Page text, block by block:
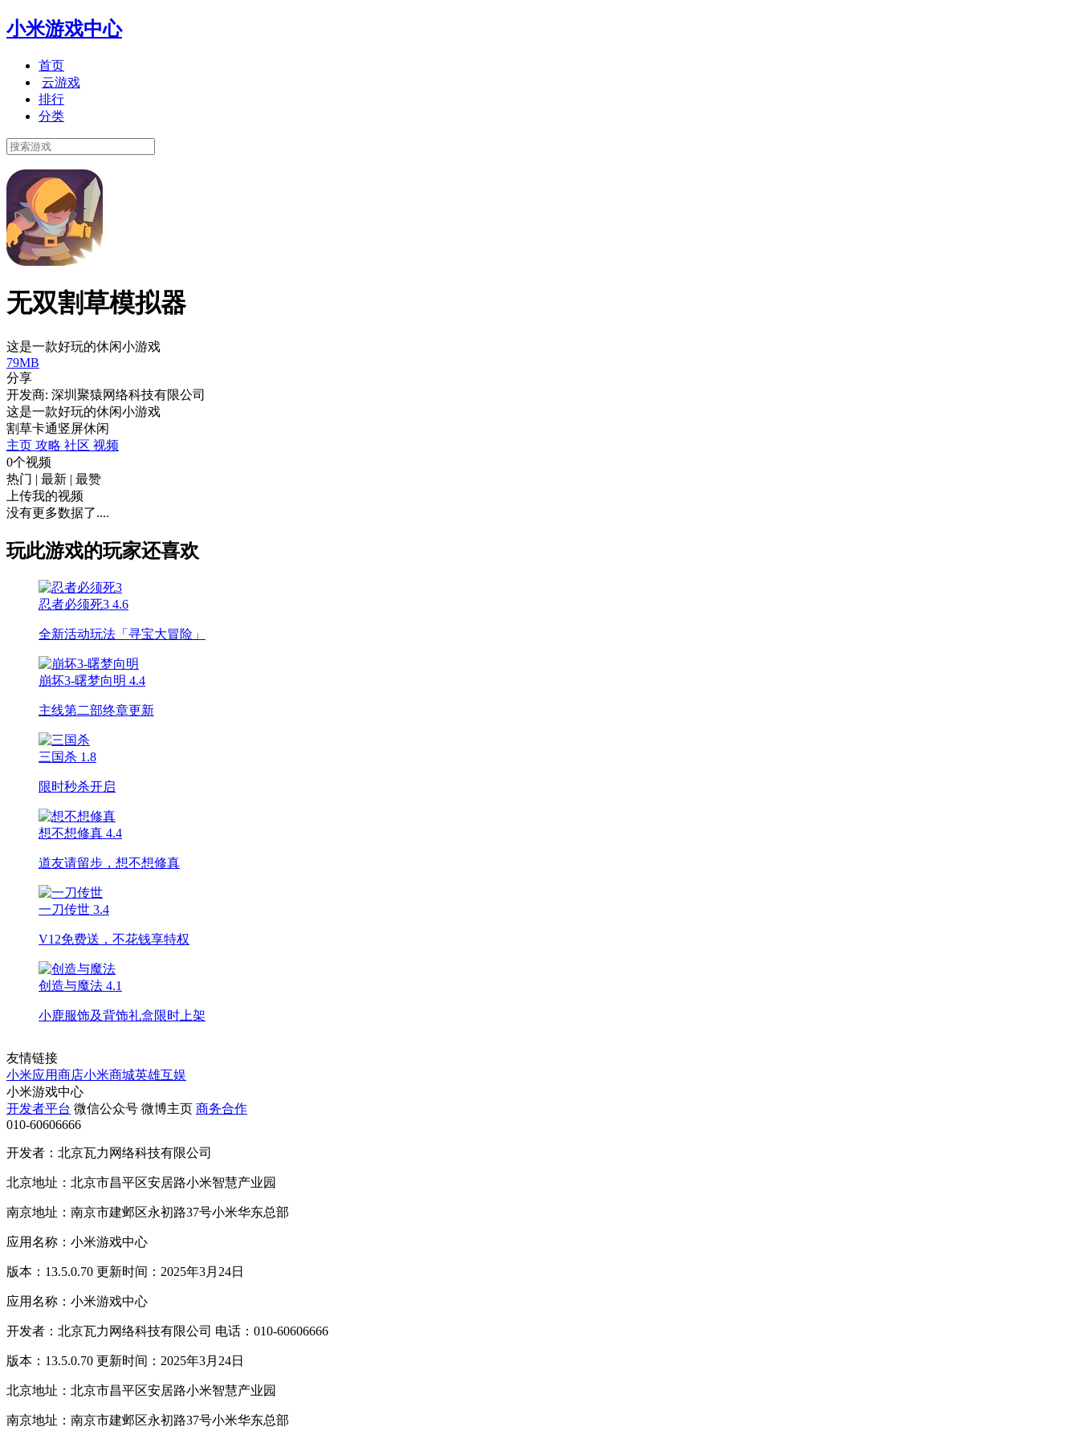
小米游戏中心
首页
云游戏
排行
分类
无双割草模拟器
这是一款好玩的休闲小游戏
79MB
分享
开发商: 深圳聚猿网络科技有限公司
这是一款好玩的休闲小游戏
割草卡通竖屏休闲
主页 攻略 社区 视频
0个视频
热门 | 最新 | 最赞
上传我的视频
没有更多数据了....
玩此游戏的玩家还喜欢
忍者必须死3 4.6
全新活动玩法「寻宝大冒险」
崩坏3-曙梦向明 4.4
主线第二部终章更新
三国杀 1.8
限时秒杀开启
想不想修真 4.4
道友请留步，想不想修真
一刀传世 3.4
V12免费送，不花钱享特权
创造与魔法 4.1
小鹿服饰及背饰礼盒限时上架
友情链接
小米应用商店小米商城英雄互娱
小米游戏中心
开发者平台 微信公众号 微博主页 商务合作
010-60606666
开发者：北京瓦力网络科技有限公司
北京地址：北京市昌平区安居路小米智慧产业园
南京地址：南京市建邺区永初路37号小米华东总部
应用名称：小米游戏中心
版本：13.5.0.70 更新时间：2025年3月24日
应用名称：小米游戏中心
开发者：北京瓦力网络科技有限公司 电话：010-60606666
版本：13.5.0.70 更新时间：2025年3月24日
北京地址：北京市昌平区安居路小米智慧产业园
南京地址：南京市建邺区永初路37号小米华东总部